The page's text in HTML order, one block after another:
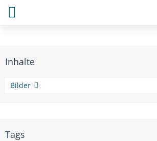
Inhalte
Themen
Bilder
Tags